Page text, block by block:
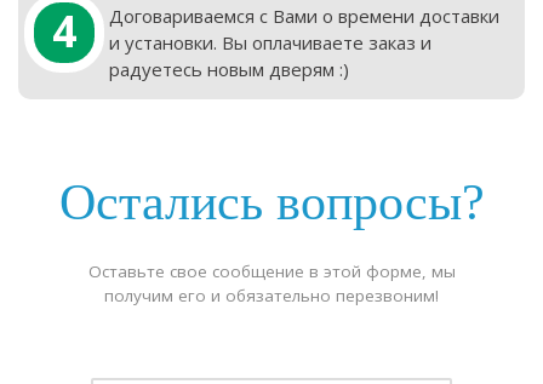
4
Договариваемся с Вами о времени доставки
и установки. Вы оплачиваете заказ и
радуетесь новым дверям :)
Остались вопросы?
Оставьте свое сообщение в этой форме, мы
получим его и обязательно перезвоним!